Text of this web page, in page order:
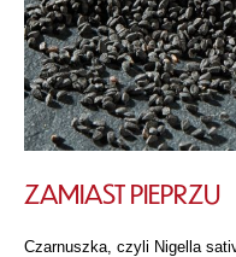
ZAMIAST PIEPRZU
Czarnuszka, czyli Nigella